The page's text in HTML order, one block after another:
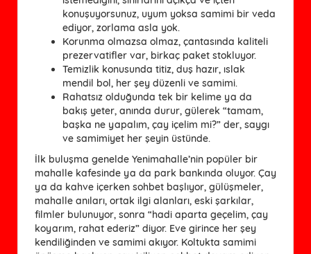
konuşuyorsunuz, uyum yoksa samimi bir veda
ediyor, zorlama asla yok.
Korunma olmazsa olmaz, çantasında kaliteli
prezervatifler var, birkaç paket stokluyor.
Temizlik konusunda titiz, duş hazır, ıslak
mendil bol, her şey düzenli ve samimi.
Rahatsız olduğunda tek bir kelime ya da
bakış yeter, anında durur, gülerek “tamam,
başka ne yapalım, çay içelim mi?” der, saygı
ve samimiyet her şeyin üstünde.
İlk buluşma genelde Yenimahalle’nin popüler bir
mahalle kafesinde ya da park bankında oluyor. Çay
ya da kahve içerken sohbet başlıyor, gülüşmeler,
mahalle anıları, ortak ilgi alanları, eski şarkılar,
filmler bulunuyor, sonra “hadi aparta geçelim, çay
koyarım, rahat ederiz” diyor. Eve girince her şey
kendiliğinden ve samimi akıyor. Koltukta samimi